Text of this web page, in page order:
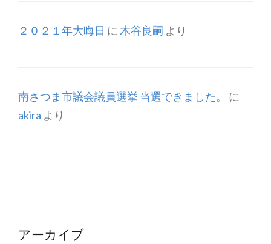
２０２１年大晦日 に 木谷良嗣 より
南さつま市議会議員選挙 当選できました。
に
akira より
アーカイブ